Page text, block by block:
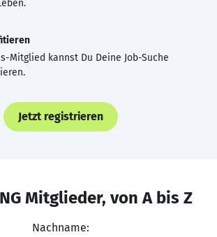
Mitglied kannst Du Deine Job-Suche
Jetzt registrieren
Mitglieder, von A bis Z
Nachname: